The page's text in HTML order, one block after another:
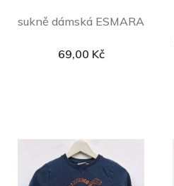
sukně dámská ESMARA
69,00 Kč